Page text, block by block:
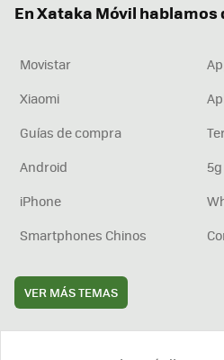
En Xataka Móvil hablamos
Movistar
Xiaomi
Guías de compra
Android
5g
iPhone
Smartphones Chinos
VER MÁS TEMAS